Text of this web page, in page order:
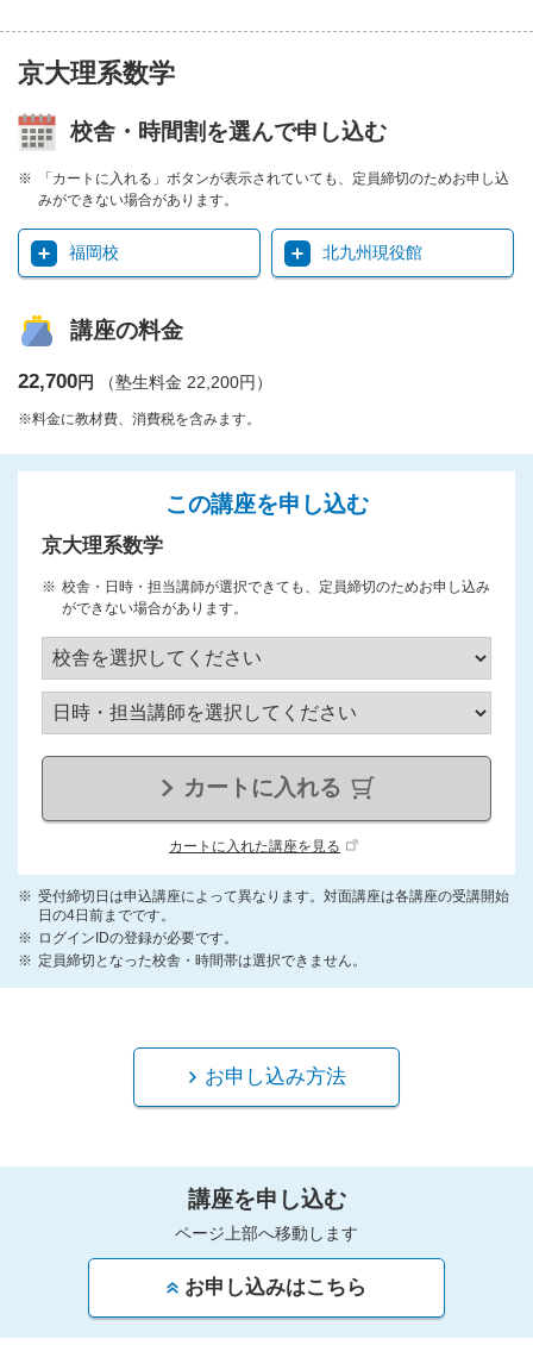
京大理系数学
校舎・時間割を選んで申し込む
「カートに入れる」ボタンが表示されていても、定員締切のためお申し込
みができない場合があります。
福岡校 北九州現役館
講座の料金
22,700円 （塾生料金 22,200円）
※料金に教材費、消費税を含みます。
この講座を申し込む
京大理系数学
校舎・日時・担当講師が選択できても、定員締切のためお申し込み
ができない場合があります。
カートに入れる
カートに入れた講座を見る
受付締切日は申込講座によって異なります。対面講座は各講座の受講開始
日の4日前までです。
ログインIDの登録が必要です。
定員締切となった校舎・時間帯は選択できません。
お申し込み方法
講座を申し込む
ページ上部へ移動します
お申し込みはこちら